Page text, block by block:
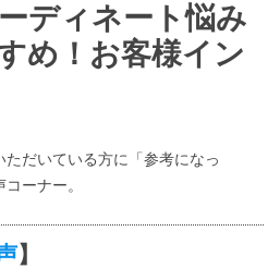
ディネート悩み
め！お客様イン
だいている方に「参考になっ
ーナー。
】